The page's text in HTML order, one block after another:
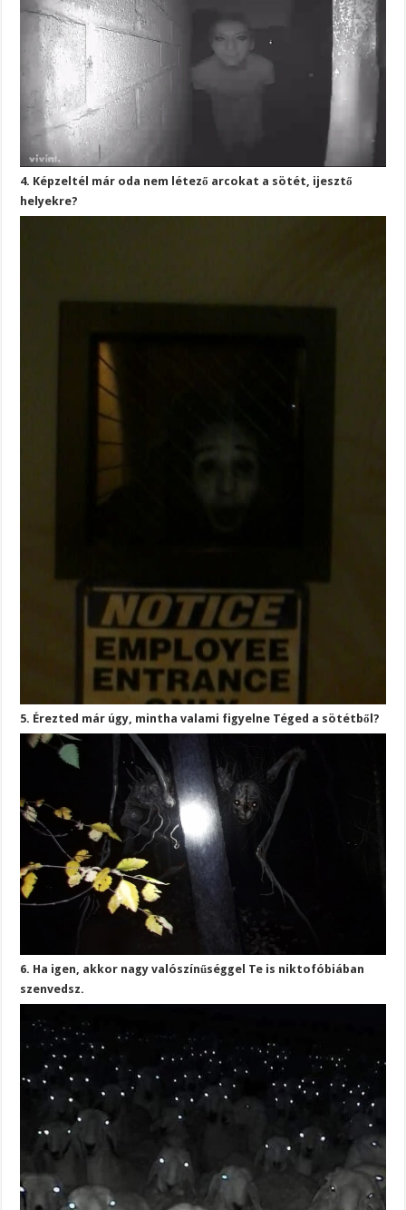
4. Képzeltél már oda nem létező arcokat a sötét, ijesztő
helyekre?
5. Érezted már úgy, mintha valami figyelne Téged a sötétből?
6. Ha igen, akkor nagy valószínűséggel Te is niktofóbiában
szenvedsz.